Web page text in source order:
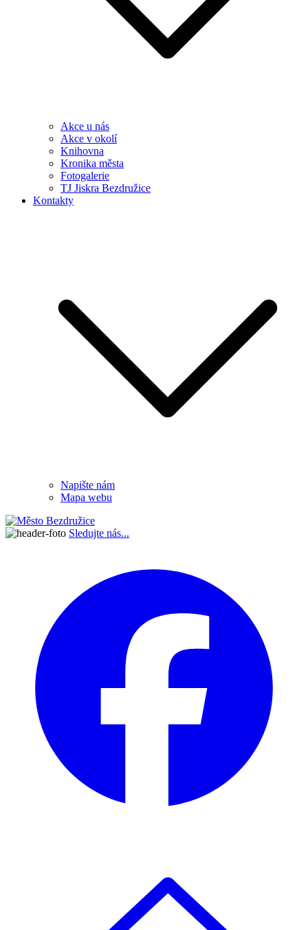
Akce u nás
Akce v okolí
Knihovna
Kronika města
Fotogalerie
TJ Jiskra Bezdružice
Kontakty
Napište nám
Mapa webu
Sledujte nás...